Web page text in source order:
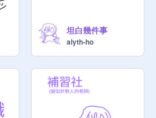
坦白幾件事
alyth-ho